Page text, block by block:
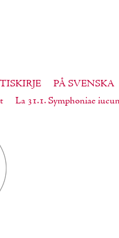
PÅ SVENSKA
La 31.1. Symphoniae